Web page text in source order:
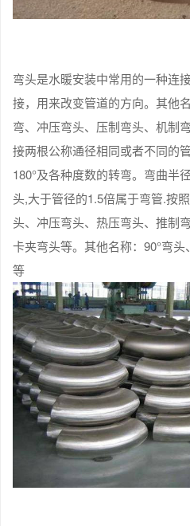
弯头是水暖安装中常用的一种连
接，用来改变管道的方向。其他
弯、冲压弯头、压制弯头、机制
接两根公称通径相同或者不同的管
180°及各种度数的转弯。弯曲半
头,大于管径的1.5倍属于弯管.按
头、冲压弯头、热压弯头、推制
卡夹弯头等。其他名称：90°弯
等